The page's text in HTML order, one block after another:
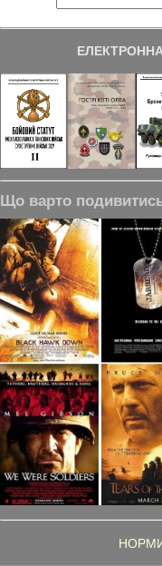
Що варто